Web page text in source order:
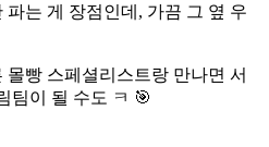
는 게 장점인데, 가끔 그 옆 우
빵 스페셜리스트랑 만나면 서
팀이 될 수도 ㅋ 🎯